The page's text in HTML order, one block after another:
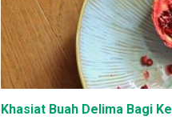
Khasiat Buah Delima Bagi